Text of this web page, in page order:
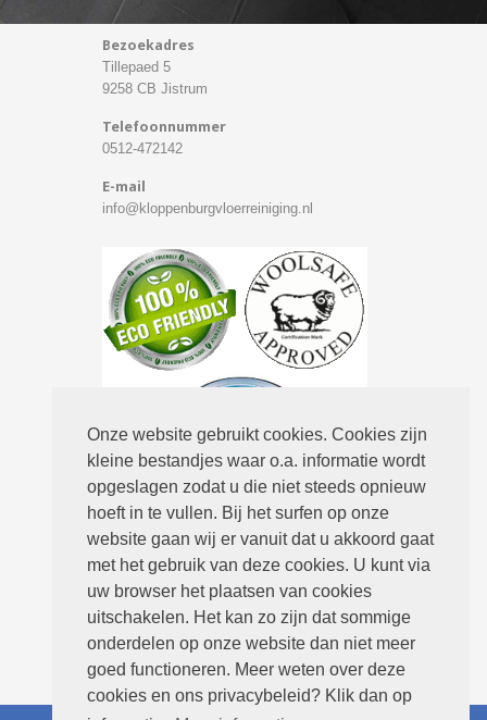
Onze website gebruikt cookies. Cookies zijn
kleine bestandjes waar o.a. informatie wordt
opgeslagen zodat u die niet steeds opnieuw
hoeft in te vullen. Bij het surfen op onze
website gaan wij er vanuit dat u akkoord gaat
met het gebruik van deze cookies. U kunt via
uw browser het plaatsen van cookies
uitschakelen. Het kan zo zijn dat sommige
onderdelen op onze website dan niet meer
goed functioneren. Meer weten over deze
cookies en ons privacybeleid? Klik dan op
Bezoekadres
Tillepaed 5
9258 CB Jistrum
Telefoonnummer
0512-472142
E-mail
info@kloppenburgvloerreiniging.nl
Routebeschrijving